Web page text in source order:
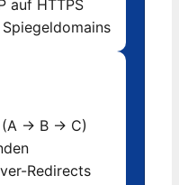
auf HTTPS
(A → B → C)
Redirects